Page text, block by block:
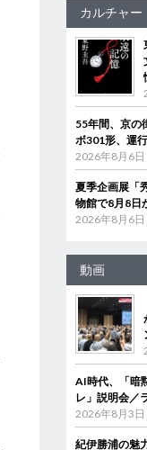
カルチャー
55年間、京
ボ301形、運
2026年8月6日
夏季企画展「
物館で8月8日
2026年8月6日
動画
AI時代、「暗
レ」説明会／
2026年8月3日
紀伊勝浦の魅